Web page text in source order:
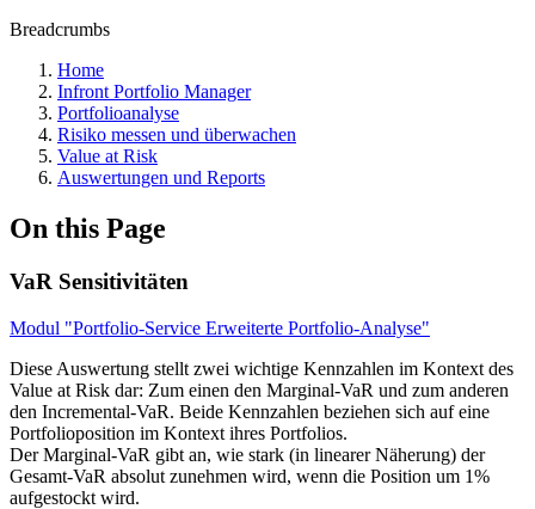
Breadcrumbs
Home
Infront Portfolio Manager
Portfolioanalyse
Risiko messen und überwachen
Value at Risk
Auswertungen und Reports
On this Page
VaR Sensitivitäten
Modul "Portfolio-Service Erweiterte Portfolio-Analyse"
Diese Auswertung stellt zwei wichtige Kennzahlen im Kontext des
Value at Risk dar: Zum einen den Marginal-VaR und zum anderen
den Incremental-VaR. Beide Kennzahlen beziehen sich auf eine
Portfolioposition im Kontext ihres Portfolios.
Der Marginal-VaR gibt an, wie stark (in linearer Näherung) der
Gesamt-VaR absolut zunehmen wird, wenn die Position um 1%
aufgestockt wird.